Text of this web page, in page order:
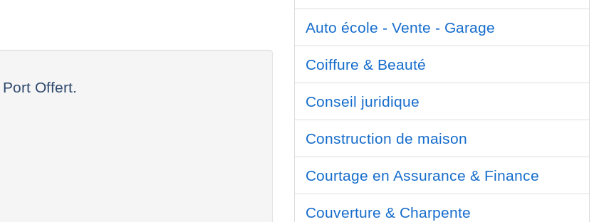
Offert.
Auto école - Vente - Garage
Coiffure & Beauté
Conseil juridique
Construction de maison
Courtage en Assurance & Finance
Couverture & Charpente